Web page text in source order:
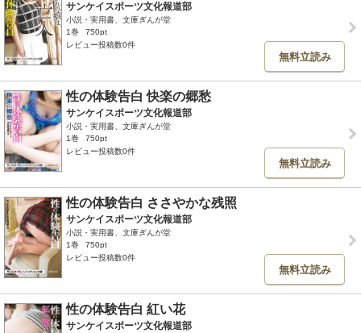
サンケイスポーツ文化報道部
小説・実用書、文庫ぎんが堂
1巻
750pt
レビュー投稿数0件
無料立読み
性の体験告白 快楽の郷愁
サンケイスポーツ文化報道部
小説・実用書、文庫ぎんが堂
1巻
750pt
レビュー投稿数0件
無料立読み
性の体験告白 ささやかな残照
サンケイスポーツ文化報道部
小説・実用書、文庫ぎんが堂
1巻
750pt
レビュー投稿数0件
無料立読み
性の体験告白 紅い花
サンケイスポーツ文化報道部